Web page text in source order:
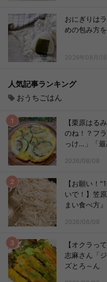
おにぎりは
めの包み方
2026年08月08
人気記事ランキング
おうちごはん
【栗原はる
のね！？フ
っけ…」「
2026/08/08
【お願い！
いで！】笠
まい食べ方
2026/08/08
【オクラっ
志麻さん「
ズとろ～ん